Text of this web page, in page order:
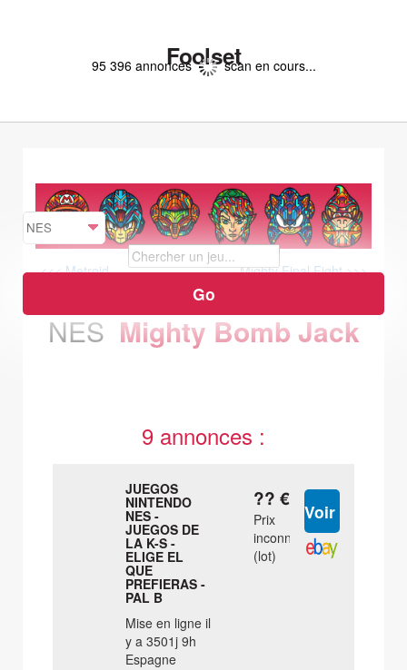
Foolset
95 396 annonces scan en cours...
<<< Metroid Mighty Final Fight >>>
NES Mighty Bomb Jack
9 annonces :
JUEGOS
NINTENDO
NES -
JUEGOS DE
LA K-S -
ELIGE EL
QUE
PREFIERAS -
PAL B
Mise en ligne il
y a 3501j 9h
Espagne
?? €
Prix
inconnu
(lot)